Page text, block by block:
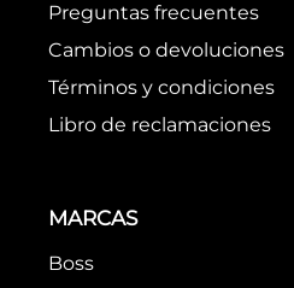
ingresados
Utiliza términos
búsqueda
Intenta buscar
término